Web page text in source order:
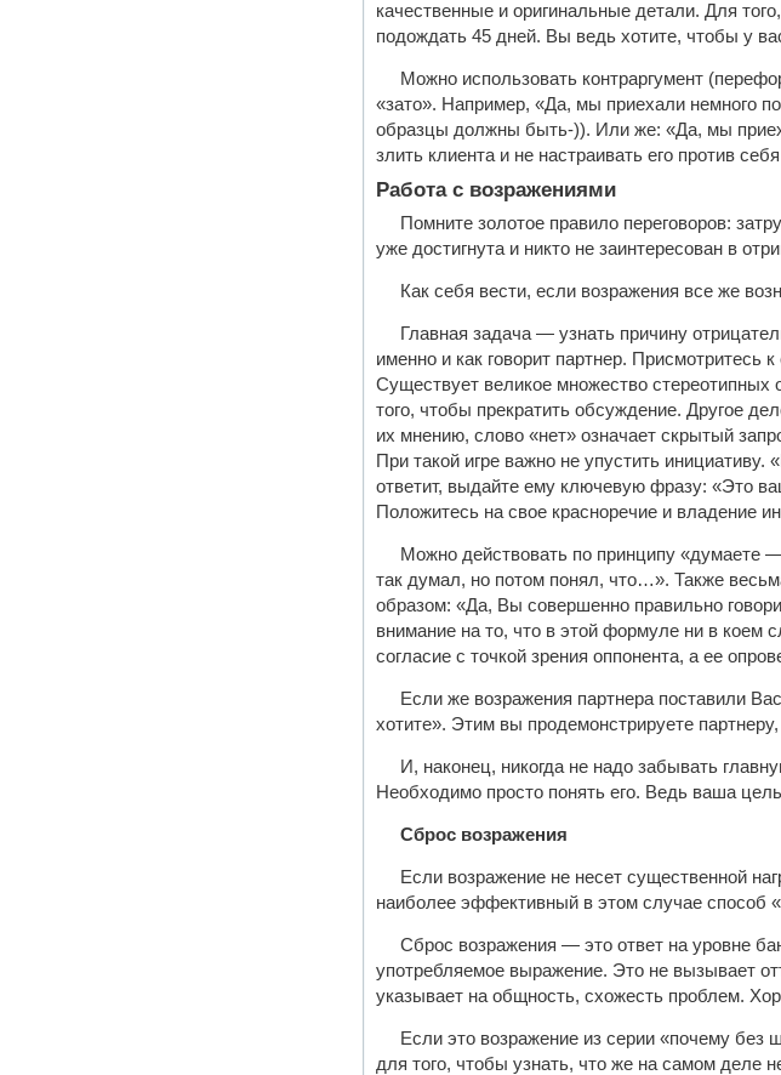
качественные и оригинальные детали. Для
подождать 45 дней. Вы ведь хотите, чтобы у
Можно использовать контраргумент
«зато». Например, «Да, мы приехали немного
образцы должны быть-)). Или же: «Да, мы
злить клиента и не настраивать его против
Работа с возражениями
Помните золотое правило переговоров:
уже достигнута и никто не заинтересован в
Как себя вести, если возражения все же
Главная задача — узнать причину
именно и как говорит партнер.
Существует великое множество
того, чтобы прекратить обсуждение. Другое
их мнению, слово «нет» означает скрытый
При такой игре важно не упустить
ответит, выдайте ему ключевую фразу: «Это
Положитесь на свое красноречие и владение
Можно действовать по принципу «думаете
так думал, но потом понял, что…». Также
образом: «Да, Вы совершенно правильно
внимание на то, что в этой формуле ни в коем
согласие с точкой зрения оппонента, а ее
Если же возражения партнера поставили
хотите». Этим вы продемонстрируете
И, наконец, никогда не надо забывать
Необходимо просто понять его. Ведь ваша
Сброс возражения
Если возражение не несет существенной
наиболее эффективный в этом случае способ
Сброс возражения — это ответ на уровне
употребляемое выражение. Это не вызывает
указывает на общность, схожесть проблем.
Если это возражение из серии «почему без
для того, чтобы узнать, что же на самом деле